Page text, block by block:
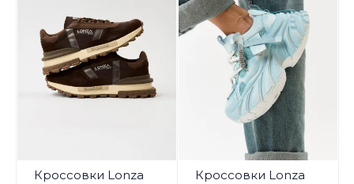
Кроссовки Lonza
Кроссовки Lonza